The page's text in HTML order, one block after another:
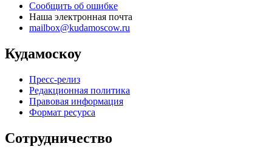
Сообщить об ошибке
Наша электронная почта
mailbox@kudamoscow.ru
Кудамоскоу
Пресс-релиз
Редакционная политика
Правовая информация
Формат ресурса
Сотрудничество